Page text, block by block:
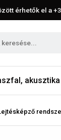
érhetők el a
akusztika